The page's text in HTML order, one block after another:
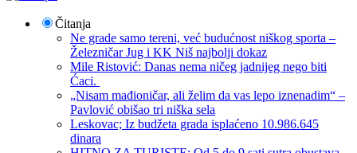
Čitanja
Ne grade samo tereni, već budućnost niškog sporta –
Železničar Jug i KK Niš najbolji dokaz
Mile Ristović: Danas nema ničeg jadnijeg nego biti
Ćaci.
„Nisam mađioničar, ali želim da vas lepo iznenadim“ –
Pavlović obišao tri niška sela
Leskovac; Iz budžeta grada isplaćeno 10.986.645
dinara